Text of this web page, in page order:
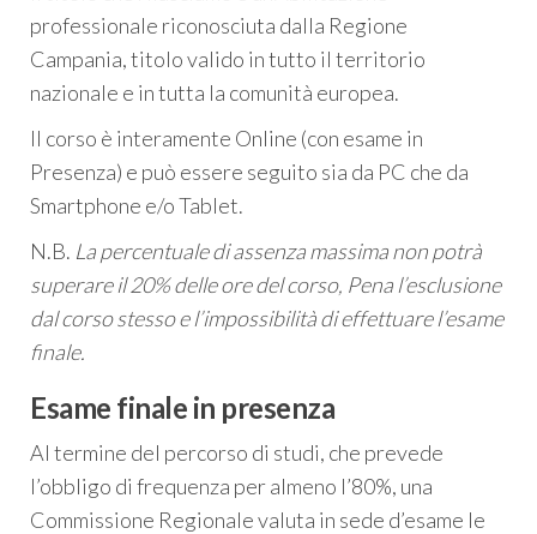
professionale riconosciuta dalla Regione
Campania, titolo valido in tutto il territorio
nazionale e in tutta la comunità europea.
Il corso è interamente Online (con esame in
Presenza) e può essere seguito sia da PC che da
Smartphone e/o Tablet.
N.B. La percentuale di assenza massima non potrà
superare il 20% delle ore del corso, Pena l’esclusione
dal corso stesso e l’impossibilità di effettuare l’esame
finale.
Esame finale in presenza
Al termine del percorso di studi, che prevede
l’obbligo di frequenza per almeno l’80%, una
Commissione Regionale valuta in sede d’esame le